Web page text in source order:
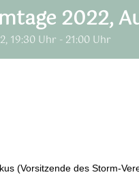
2022,
19:30 Uhr - 21:00 Uhr
(Vorsitzende des Storm-